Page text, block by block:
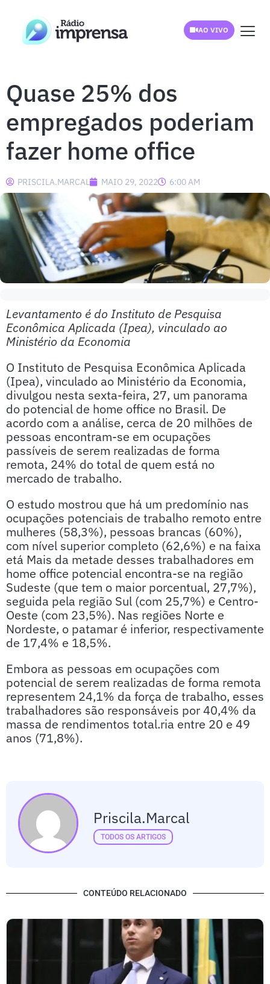
AO VIVO
Quase 25% dos
empregados poderiam
fazer home office
PRISCILA.MARCAL MAIO 29, 2022 6:00 AM
Levantamento é do Instituto de Pesquisa
Econômica Aplicada (Ipea), vinculado ao
Ministério da Economia
O Instituto de Pesquisa Econômica Aplicada
(Ipea), vinculado ao Ministério da Economia,
divulgou nesta sexta-feira, 27, um panorama
do potencial de home office no Brasil. De
acordo com a análise, cerca de 20 milhões de
pessoas encontram-se em ocupações
passíveis de serem realizadas de forma
remota, 24% do total de quem está no
mercado de trabalho.
O estudo mostrou que há um predomínio nas
ocupações potenciais de trabalho remoto entre
mulheres (58,3%), pessoas brancas (60%),
com nível superior completo (62,6%) e na faixa
etá Mais da metade desses trabalhadores em
home office potencial encontra-se na região
Sudeste (que tem o maior porcentual, 27,7%),
seguida pela região Sul (com 25,7%) e Centro-
Oeste (com 23,5%). Nas regiões Norte e
Nordeste, o patamar é inferior, respectivamente
de 17,4% e 18,5%.
Embora as pessoas em ocupações com
potencial de serem realizadas de forma remota
representem 24,1% da força de trabalho, esses
trabalhadores são responsáveis por 40,4% da
massa de rendimentos total.ria entre 20 e 49
anos (71,8%).
Priscila.marcal
TODOS OS ARTIGOS
CONTEÚDO RELACIONADO